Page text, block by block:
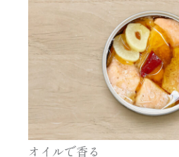
オイルで香る